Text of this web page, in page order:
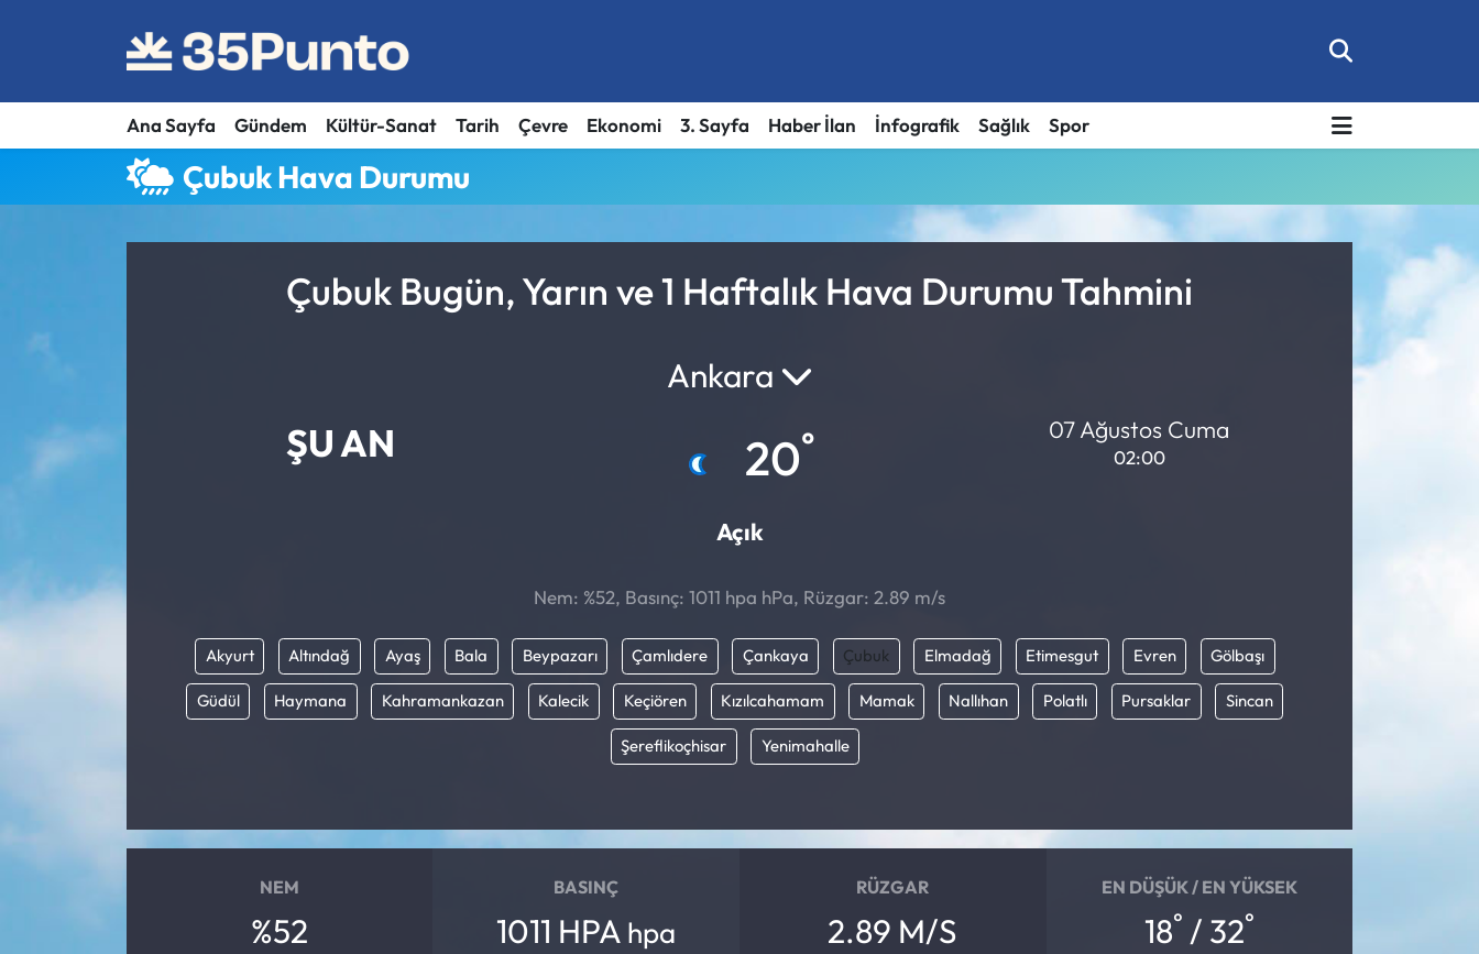
Ana Sayfa Gündem Kültür-Sanat Tarih Çevre Ekonomi 3. Sayfa Haber İlan İnfografik Sağlık Spor
Çubuk Hava Durumu
Çubuk Bugün, Yarın ve 1 Haftalık Hava Durumu Tahmini
ŞU AN
Ankara
20°
Açık
07 Ağustos Cuma
02:00
Nem: %52, Basınç: 1011 hpa hPa, Rüzgar: 2.89 m/s
Akyurt Altındağ Ayaş Bala Beypazarı Çamlıdere Çankaya Çubuk Elmadağ Etimesgut Evren Gölbaşı
Güdül Haymana Kahramankazan Kalecik Keçiören Kızılcahamam Mamak Nallıhan Polatlı Pursaklar Sincan
Şereflikoçhisar Yenimahalle
NEM
%52
BASINÇ
1011 HPA hpa
RÜZGAR
2.89 M/S
EN DÜŞÜK / EN YÜKSEK
18° / 32°